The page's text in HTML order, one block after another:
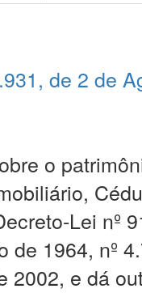
de 2 de
o
Lei nº
de 1964, nº
2002, e dá